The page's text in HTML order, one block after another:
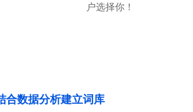
户选择你！
合数据分析建立词库